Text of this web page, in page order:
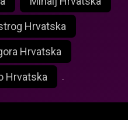
Hrvatska
Hrvatska
Hrvatska .